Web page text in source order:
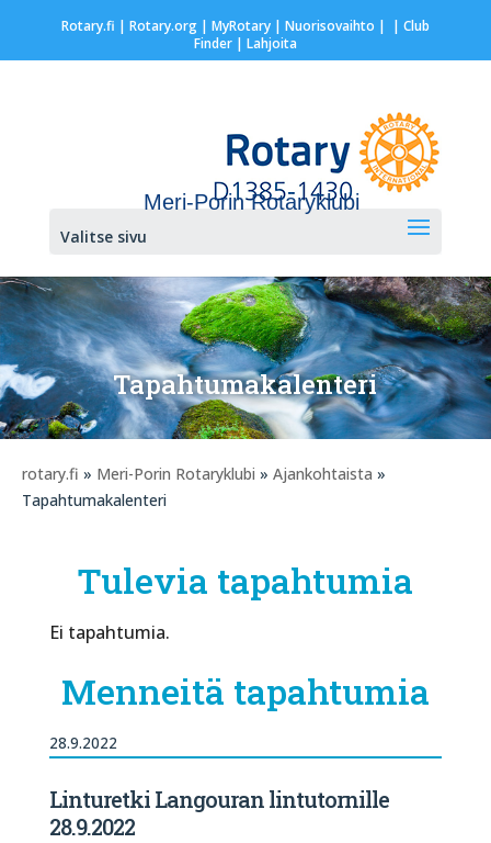
Rotary.fi | Rotary.org| MyRotary | Nuorisovaihto | | Club
Finder| Lahjoita
Meri-Porin Rotaryklubi
Valitse sivu
Tapahtumakalenteri
rotary.fi » Meri-Porin Rotaryklubi » Ajankohtaista »
Tapahtumakalenteri
Tulevia tapahtumia
Ei tapahtumia.
Menneitä tapahtumia
28.9.2022
Linturetki Langouran lintutornille
28.9.2022